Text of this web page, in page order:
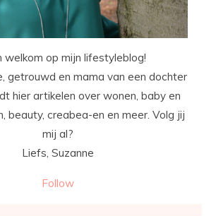
welkom op mijn lifestyleblog!
getrouwd en mama van een dochter
hier artikelen over wonen, baby en
beauty, creabea-en en meer. Volg jij
mij al?
Liefs, Suzanne
Follow